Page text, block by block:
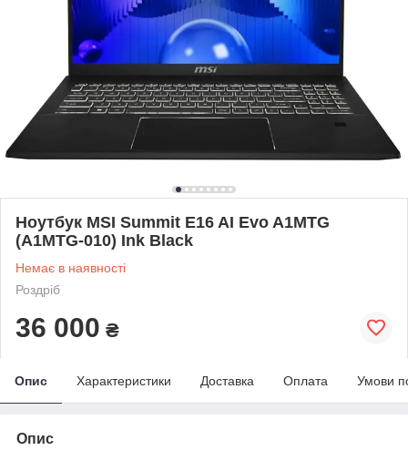
Ноутбук MSI Summit E16 AI Evo A1MTG
(A1MTG-010) Ink Black
Немає в наявності
Роздріб
36 000 ₴
Опис Характеристики Доставка Оплата Умови
Опис